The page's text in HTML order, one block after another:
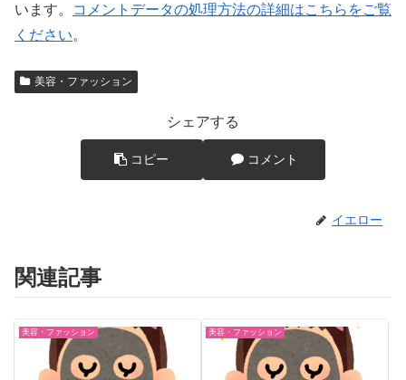
います。
コメントデータの処理方法の詳細はこちらをご覧
ください。
美容・ファッション
シェアする
コピー コメント
イエロー
関連記事
美容・ファッション 美容・ファッション